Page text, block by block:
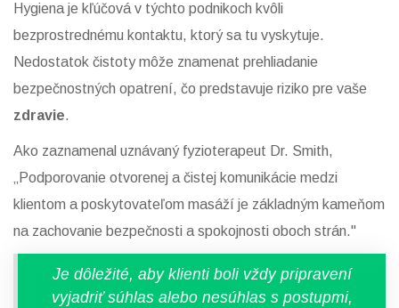
Hygiena je kľúčová v týchto podnikoch kvôli
bezprostrednému kontaktu, ktorý sa tu vyskytuje.
Nedostatok čistoty môže znamenat prehliadanie
bezpečnostných opatrení, čo predstavuje riziko pre vaše
zdravie.
Ako zaznamenal uznávaný fyzioterapeut Dr. Smith,
„Podporovanie otvorenej a čistej komunikácie medzi
klientom a poskytovateľom masáží je základným kameňom
na zachovanie bezpečnosti a spokojnosti oboch strán."
Je dôležité, aby klienti boli vždy pripravení
vyjadriť súhlas alebo nesúhlas s postupmi,